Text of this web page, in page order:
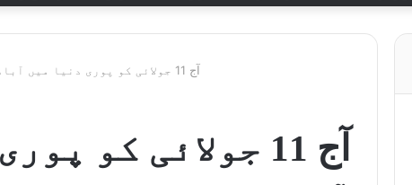
آج 11 جولائی کو پوری دنیا میں آبادی کا عالمی دن منایا جا رہا ہے۔
آج 11 جولائی کو